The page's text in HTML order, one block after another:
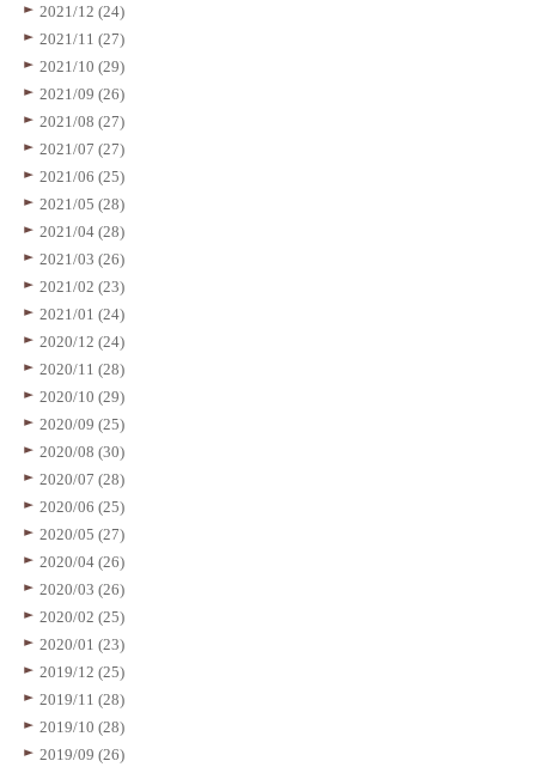
2021/12 (24)
2021/11 (27)
2021/10 (29)
2021/09 (26)
2021/08 (27)
2021/07 (27)
2021/06 (25)
2021/05 (28)
2021/04 (28)
2021/03 (26)
2021/02 (23)
2021/01 (24)
2020/12 (24)
2020/11 (28)
2020/10 (29)
2020/09 (25)
2020/08 (30)
2020/07 (28)
2020/06 (25)
2020/05 (27)
2020/04 (26)
2020/03 (26)
2020/02 (25)
2020/01 (23)
2019/12 (25)
2019/11 (28)
2019/10 (28)
2019/09 (26)